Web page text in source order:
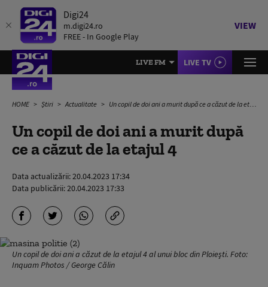
Digi24
m.digi24.ro
FREE - In Google Play
VIEW
LIVE FM LIVE TV
HOME Știri Actualitate Un copil de doi ani a murit după ce a căzut de la etajul 4
Un copil de doi ani a murit după
ce a căzut de la etajul 4
Data actualizării:20.04.2023 17:34
Data publicării:20.04.2023 17:33
Un copil de doi ani a căzut de la etajul 4 al unui bloc din Ploieşti. Foto:
Inquam Photos / George Călin